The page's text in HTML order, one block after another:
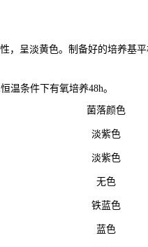
，呈淡黄色。制备好的培养基平
温条件下有氧培养48h。
菌落颜色
淡紫色
淡紫色
无色
铁蓝色
蓝色